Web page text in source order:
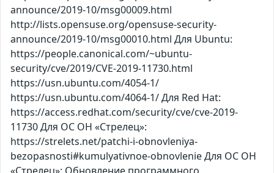
announce/2019-10/msg00009.html
http://lists.opensuse.org/opensuse-security-
announce/2019-10/msg00010.html Для Ubuntu:
https://people.canonical.com/~ubuntu-
security/cve/2019/CVE-2019-11730.html
https://usn.ubuntu.com/4054-1/
https://usn.ubuntu.com/4064-1/ Для Red Hat:
https://access.redhat.com/security/cve/cve-2019-
11730 Для ОС ОН «Стрелец»:
https://strelets.net/patchi-i-obnovleniya-
bezopasnosti#kumulyativnoe-obnovlenie Для ОС ОН